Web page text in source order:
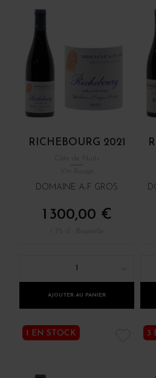
RICHEBOURG 2021
DOMAINE A-F GROS
1 300,00 €
1
AJOUTER AU PANIER
1 EN STOCK 3